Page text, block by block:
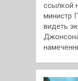
ссылкой
министр
видеть